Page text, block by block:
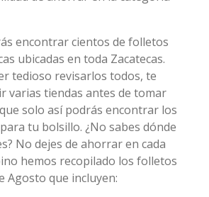
encontrar cientos de folletos
ubicadas en toda Zacatecas.
tedioso revisarlos todos, te
varias tiendas antes de tomar
solo así podrás encontrar los
tu bolsillo. ¿No sabes dónde
No dejes de ahorrar en cada
hemos recopilado los folletos
Agosto que incluyen: